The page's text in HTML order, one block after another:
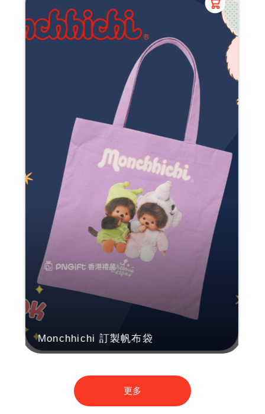
Monchhichi 訂製帆布袋
更多